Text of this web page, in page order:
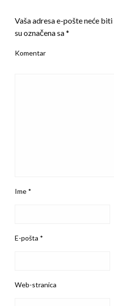
Vaša adresa e-pošte neće
su označena sa*
Komentar
Ime *
E-pošta *
Web-stranica